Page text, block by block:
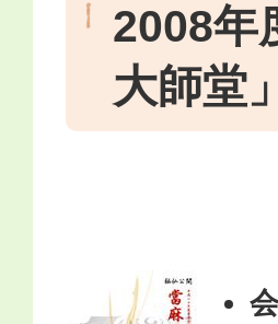
2008年
大師堂」